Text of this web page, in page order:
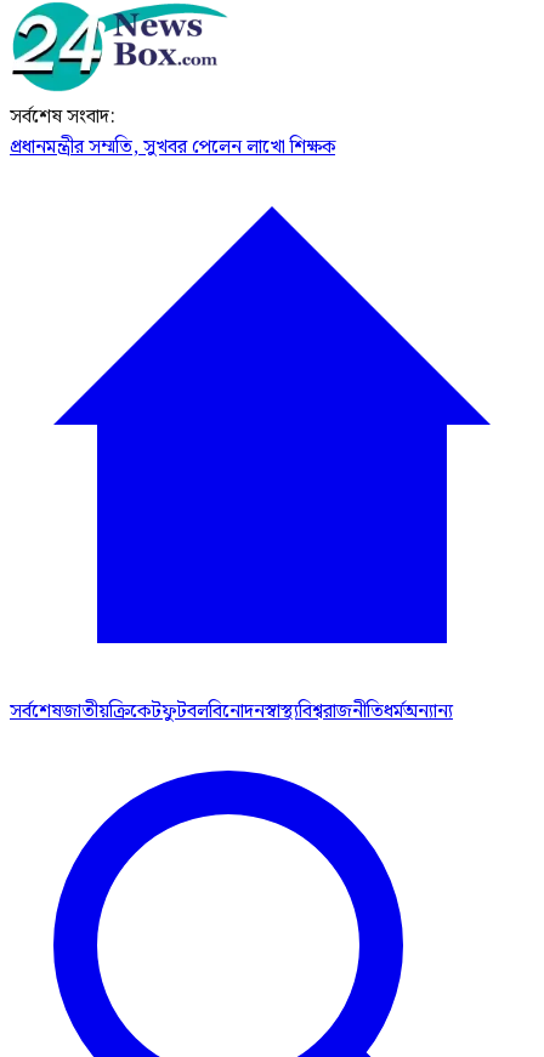
সর্বশেষ সংবাদ:
প্রধানমন্ত্রীর সম্মতি, সুখবর পেলেন লাখো শিক্ষক
সর্বশেষজাতীয়ক্রিকেটফুটবলবিনোদনস্বাস্থ্যবিশ্বরাজনীতিধর্মঅন্যান্য